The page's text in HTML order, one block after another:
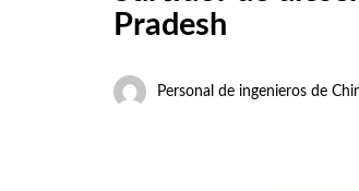
Pradesh
Personal de ingenieros de